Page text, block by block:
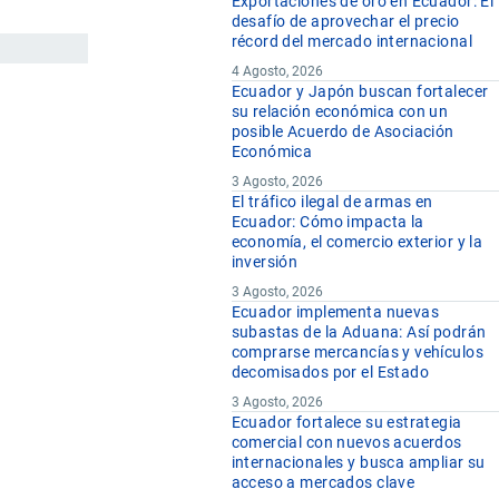
desafío de aprovechar el precio
récord del mercado internacional
4 Agosto, 2026
Ecuador y Japón buscan fortalecer
su relación económica con un
posible Acuerdo de Asociación
Económica
3 Agosto, 2026
El tráfico ilegal de armas en
Ecuador: Cómo impacta la
economía, el comercio exterior y la
inversión
3 Agosto, 2026
Ecuador implementa nuevas
subastas de la Aduana: Así podrán
comprarse mercancías y vehículos
decomisados por el Estado
3 Agosto, 2026
Ecuador fortalece su estrategia
comercial con nuevos acuerdos
internacionales y busca ampliar su
acceso a mercados clave